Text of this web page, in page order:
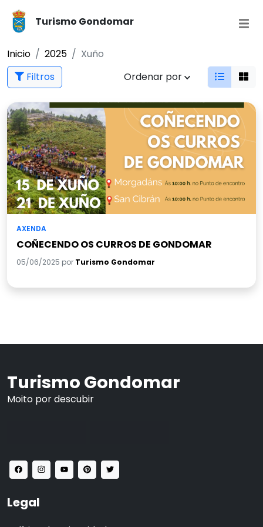
Turismo Gondomar
Inicio 2025
Xuño
Filtros
Ordenar por
AXENDA
COÑECENDO OS CURROS DE GONDOMAR
05/06/2025 por Turismo Gondomar
Turismo Gondomar
Moito por descubir
Legal